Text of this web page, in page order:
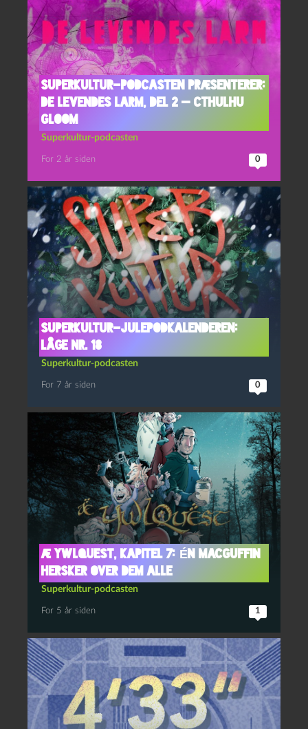
Superkultur-podcasten præsenterer:
De levendes larm, del 2 — Cthulhu
Gloom
Superkultur-podcasten
For 2 år siden 0
Superkultur-julepodkalenderen:
Låge nr. 18
Superkultur-podcasten
For 7 år siden 0
Æ YwlQuest, kapitel 7: Én Macguffin
hersker over dem alle
Superkultur-podcasten
For 5 år siden 1